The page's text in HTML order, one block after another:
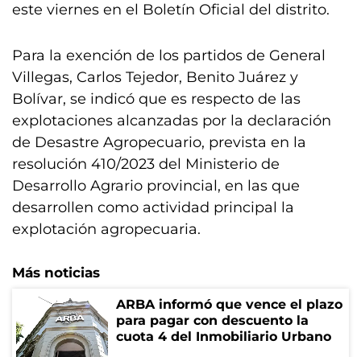
este viernes en el Boletín Oficial del distrito.
Para la exención de los partidos de General
Villegas, Carlos Tejedor, Benito Juárez y
Bolívar, se indicó que es respecto de las
explotaciones alcanzadas por la declaración
de Desastre Agropecuario, prevista en la
resolución 410/2023 del Ministerio de
Desarrollo Agrario provincial, en las que
desarrollen como actividad principal la
explotación agropecuaria.
Más noticias
ARBA informó que vence el plazo
para pagar con descuento la
cuota 4 del Inmobiliario Urbano